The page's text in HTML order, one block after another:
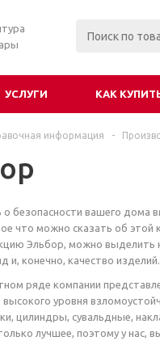
УСЛУГИ КАК
информация -
о безопасности вашего дома
что можно сказать об этой
Эльбор, можно выделить
и, конечно, качество изделий.
ряде компании
уровня
цилиндры, сувальдные,
лучшее, поэтому у